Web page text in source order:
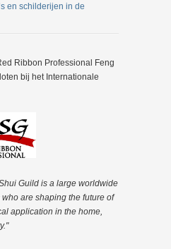
en schilderijen in de
Ribbon Professional Feng
bij het Internationale
Guild is a large worldwide
are shaping the future of
application in the home,